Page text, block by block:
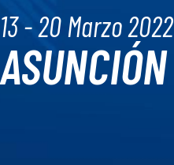
13 - 20 Marzo 2022
ASUNCIÓN